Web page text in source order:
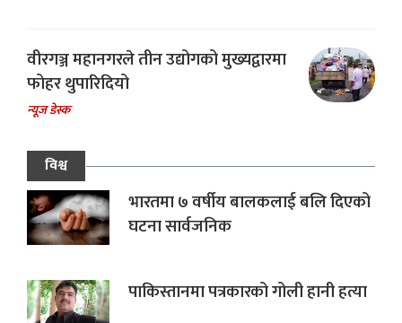
वीरगञ्ज महानगरले तीन उद्योगको मुख्यद्वारमा
फोहर थुपारिदियो
न्यूज डेस्क
विश्व
भारतमा ७ वर्षीय बालकलाई बलि दिएको
घटना सार्वजनिक
पाकिस्तानमा पत्रकारको गोली हानी हत्या